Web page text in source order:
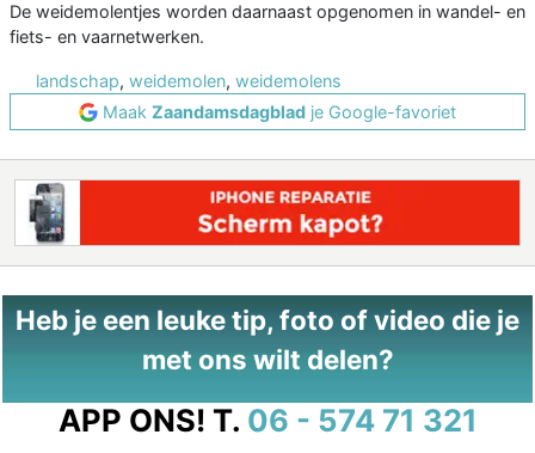
De weidemolentjes worden daarnaast opgenomen in wandel- en
fiets- en vaarnetwerken.
landschap, weidemolen, weidemolens
Maak Zaandamsdagblad je Google-favoriet
Heb je een leuke tip, foto of video die je
met ons wilt delen?
APP ONS! T. 06 - 574 71 321